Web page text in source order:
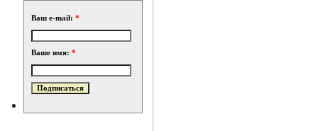
Ваш e-mail: *
Ваше имя: *